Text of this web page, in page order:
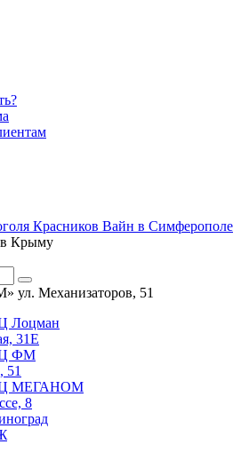
в Крыму
ул. Механизаторов, 51
Лоцман
31Е
ФМ
51
МЕГАНОМ
8